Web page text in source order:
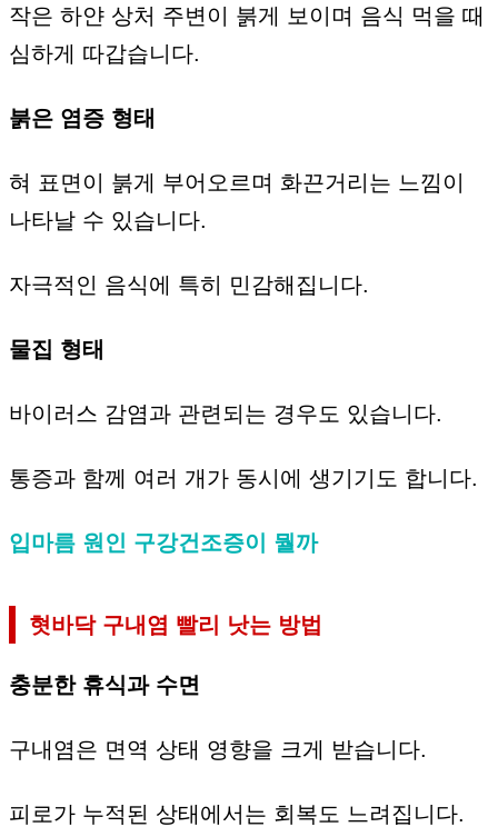
작은 하얀 상처 주변이 붉게 보이며 음식 먹을 때
심하게 따갑습니다.
붉은 염증 형태
혀 표면이 붉게 부어오르며 화끈거리는 느낌이
나타날 수 있습니다.
자극적인 음식에 특히 민감해집니다.
물집 형태
바이러스 감염과 관련되는 경우도 있습니다.
통증과 함께 여러 개가 동시에 생기기도 합니다.
입마름 원인 구강건조증이 뭘까
혓바닥 구내염 빨리 낫는 방법
충분한 휴식과 수면
구내염은 면역 상태 영향을 크게 받습니다.
피로가 누적된 상태에서는 회복도 느려집니다.